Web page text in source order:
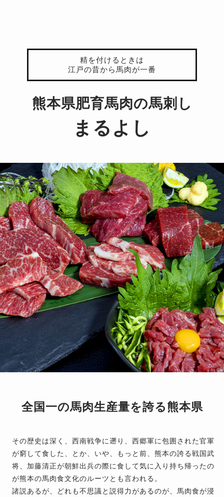
精を付けるときは
江戸の昔から馬肉が一番
熊本県肥育馬肉の馬刺し
まるよし
全国一の馬肉生産量を誇る熊本県
その歴史は深く、西南戦争に遡り、西郷軍に包囲された官軍
が窮して食した、とか、いや、もっと前、熊本の誇る戦国武
将、加藤清正が朝鮮出兵の際に食して気に入り持ち帰ったの
が熊本の馬肉食文化のルーツとも言われる。
諸説あるが、どれも不思議と説得力があるのが、馬肉食が浸